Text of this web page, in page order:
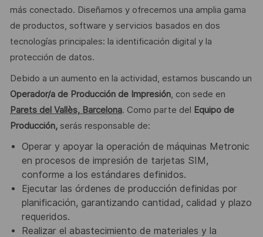
más conectado. Diseñamos y ofrecemos una amplia gama
de productos, software y servicios basados en dos
tecnologías principales: la identificación digital y la
protección de datos.
Debido a un aumento en la actividad, estamos buscando un
Operador/a de Producción de Impresión, con sede en
Parets del Vallès, Barcelona. Como parte del
Equipo de
Producción,serás responsable de:
Operar y apoyar la operación de máquinas Metronic
en procesos de impresión de tarjetas SIM,
conforme a los estándares definidos.
Ejecutar las órdenes de producción definidas por
planificación, garantizando cantidad, calidad y plazo
requeridos.
Realizar el abastecimiento de materiales y la